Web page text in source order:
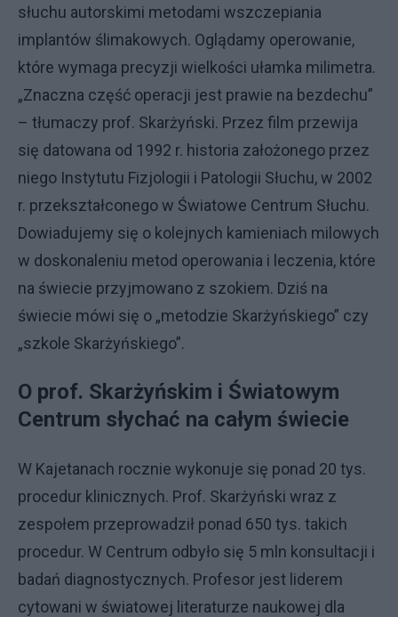
słuchu autorskimi metodami wszczepiania
implantów ślimakowych. Oglądamy operowanie,
które wymaga precyzji wielkości ułamka milimetra.
„Znaczna część operacji jest prawie na bezdechu”
– tłumaczy prof. Skarżyński. Przez film przewija
się datowana od 1992 r. historia założonego przez
niego Instytutu Fizjologii i Patologii Słuchu, w 2002
r. przekształconego w Światowe Centrum Słuchu.
Dowiadujemy się o kolejnych kamieniach milowych
w doskonaleniu metod operowania i leczenia, które
na świecie przyjmowano z szokiem. Dziś na
świecie mówi się o „metodzie Skarżyńskiego” czy
„szkole Skarżyńskiego”.
O prof. Skarżyńskim i Światowym
Centrum słychać na całym świecie
W Kajetanach rocznie wykonuje się ponad 20 tys.
procedur klinicznych. Prof. Skarżyński wraz z
zespołem przeprowadził ponad 650 tys. takich
procedur. W Centrum odbyło się 5 mln konsultacji i
badań diagnostycznych. Profesor jest liderem
cytowani w światowej literaturze naukowej dla